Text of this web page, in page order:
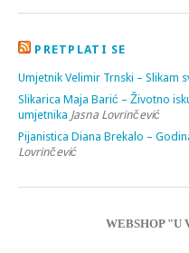
PRETPLATI SE
Umjetnik Velimir Trnski – Slikam
Slikarica Maja Barić – Životno
umjetnika Jasna Lovrinčević
Pijanistica Diana Brekalo –
Lovrinčević
WEBSHOP "U